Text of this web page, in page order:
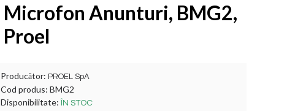
Microfon Anunturi, BMG2,
Proel
Producător: PROEL SpA
Cod produs: BMG2
Disponibilitate: ÎN STOC